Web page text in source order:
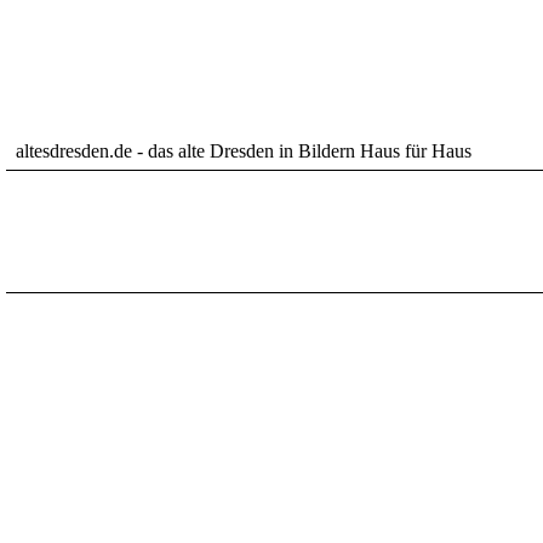
altesdresden.de - das alte Dresden in Bildern Haus für Haus